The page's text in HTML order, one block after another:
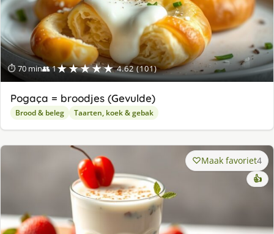
⏱ 70 min👥 1★★★★★ 4.62 (101)
Pogaça = broodjes (Gevulde)
Brood & beleg Taarten, koek & gebak
Maak favoriet4
👍